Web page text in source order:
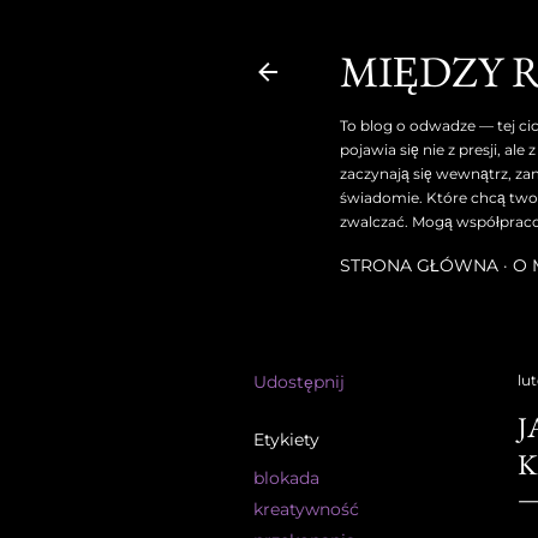
MIĘDZY
To blog o odwadze — tej
pojawia się nie z presji, ale
zaczynają się wewnątrz,
świadomie. Które chcą
zwalczać. Mogą
STRONA GŁÓWNA O
Udostępnij
Etykiety
blokada
kreatywność